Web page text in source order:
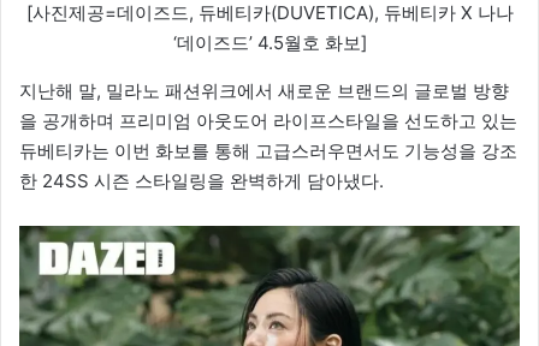
[사진제공=데이즈드, 듀베티카(DUVETICA), 듀베티카 X 나나
‘데이즈드’ 4.5월호 화보]
지난해 말, 밀라노 패션위크에서 새로운 브랜드의 글로벌 방향
을 공개하며 프리미엄 아웃도어 라이프스타일을 선도하고 있는
듀베티카는 이번 화보를 통해 고급스러우면서도 기능성을 강조
한 24SS 시즌 스타일링을 완벽하게 담아냈다.